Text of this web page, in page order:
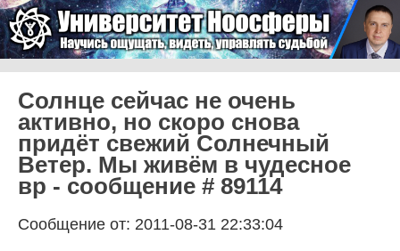
Университет Ноосферы
Солнце сейчас не очень
активно, но скоро снова
придёт свежий Солнечный
Ветер. Мы живём в чудесное
вр - сообщение # 89114
Сообщение от: 2011-08-31 22:33:04